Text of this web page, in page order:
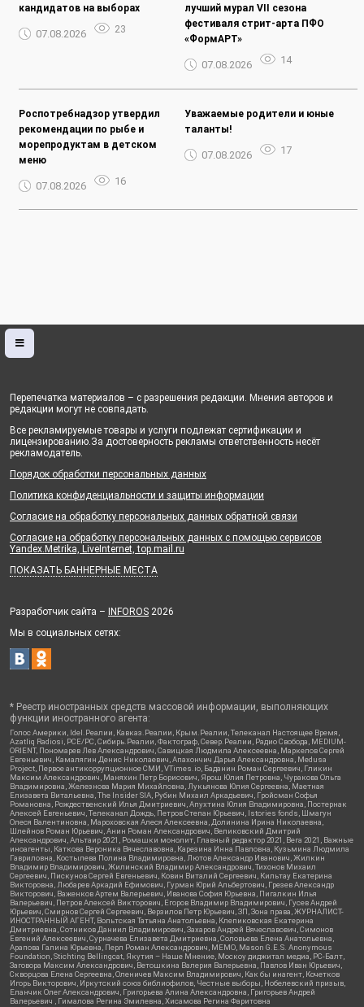
кандидатов на выборах
07.08.2026 23
лучший мурал VII сезона
фестиваля стрит-арта ПФО
«ФормАРТ»
07.08.2026 14
Роспотребнадзор утвердил
рекомендации по рыбе и
морепродуктам в детском
меню
07.08.2026 16
Уважаемые родители и юные
таланты!
07.08.2026 17
Перепечатка материалов – с разрешения редакции. Мнения авторов и
редакции могут не совпадать.
Все рекламируемые товары и услуги подлежат сертификации и
лицензированию.За достоверность рекламы ответственность несёт
рекламодатель.
Порядок обработки персональных данных
Политика конфиденциальности и защиты информации
Согласие на обработку персональных данных обратной связи
Согласие на обработку персональных данных с помощью сервисов
Yandex.Metrika, LiveInternet, top.mail.ru
ПОКАЗАТЬ БАННЕРНЫЕ МЕСТА
Разработчик сайта – INFOROS 2026
Мы в социальных сетях:
* Реестр иностранных средств массовой информации, выполняющих
функции иностранного агента:
Голос Америки, Idel.Реалии, Кавказ.Реалии, Крым.Реалии, Телеканал Настоящее Время,
Azatliq Radiosi, PCE/PC, Сибирь.Реалии, Фактограф, Север.Реалии, Радио Свобода, MEDIUM-
ORIENT, Пономарев Лев Александрович, Савицкая Людмила Алексеевна, Маркелов Сергей
Евгеньевич, Камалягин Денис Николаевич, Апахончич Дарья Александровна, Medusa
Project, Первое антикоррупционное СМИ, VTimes.io, Баданин Роман Сергеевич, Гликин
Максим Александрович, Маняхин Петр Борисович, Ярош Юлия Петровна, Чуракова Ольга
Владимировна, Железнова Мария Михайловна, Лукьянова Юлия Сергеевна, Маетная
Елизавета Витальевна, The Insider SIA, Рубин Михаил Аркадьевич, Гройсман Софья
Романовна, Рождественский Илья Дмитриевич, Апухтина Юлия Владимировна, Постернак
Алексей Евгеньевич, Телеканал Дождь, Петров Степан Юрьевич, Istories fonds, Шмагун
Олеся Валентиновна, Мароховская Алеся Алексеевна, Долинина Ирина Николаевна,
Шлейнов Роман Юрьевич, Анин Роман Александрович, Великовский Дмитрий
Александрович, Альтаир 2021, Ромашки монолит, Главный редактор 2021, Вега 2021, Важные
иноагенты, Каткова Вероника Вячеславовна, Карезина Инна Павловна, Кузьмина Людмила
Гавриловна, Костылева Полина Владимировна, Лютов Александр Иванович, Жилкин
Владимир Владимирович, Жилинский Владимир Александрович, Тихонов Михаил
Сергеевич, Пискунов Сергей Евгеньевич, Ковин Виталий Сергеевич, Кильтау Екатерина
Викторовна, Любарев Аркадий Ефимович, Гурман Юрий Альбертович, Грезев Александр
Викторович, Важенков Артем Валерьевич, Иванова София Юрьевна, Пигалкин Илья
Валерьевич, Петров Алексей Викторович, Егоров Владимир Владимирович, Гусев Андрей
Юрьевич, Смирнов Сергей Сергеевич, Верзилов Петр Юрьевич, ЗП, Зона права, ЖУРНАЛИСТ-
ИНОСТРАННЫЙ АГЕНТ, Вольтская Татьяна Анатольевна, Клепиковская Екатерина
Дмитриевна, Сотников Даниил Владимирович, Захаров Андрей Вячеславович, Симонов
Евгений Алексеевич, Сурначева Елизавета Дмитриевна, Соловьева Елена Анатольевна,
Арапова Галина Юрьевна, Перл Роман Александрович, МЕМО, Mason G.E.S. Anonymous
Foundation, Stichting Bellingcat, Якутия – Наше Мнение, Москоу диджитал медиа, РС-Балт,
Заговора Максим Александрович, Ветошкина Валерия Валерьевна, Павлов Иван Юрьевич,
Скворцова Елена Сергеевна, Оленичев Максим Владимирович, Как бы инагент, Кочетков
Игорь Викторович, Иркутский союз библиофилов, Честные выборы, Нобелевский призыв,
Еланчик Олег Александрович, Григорьева Алина Александровна, Григорьев Андрей
Валерьевич , Гималова Регина Эмилевна, Хисамова Регина Фаритовна